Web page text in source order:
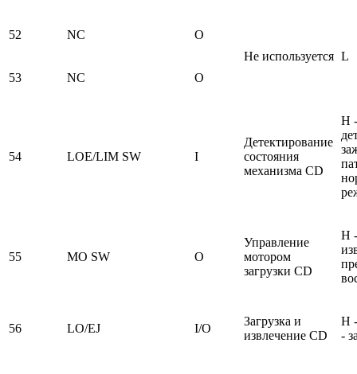
52 NC
O
Не используется L
53
NC O
54 LOE/LIM SW I
Детектирование
состояния
механизма CD
H -
55 MO SW O
Управление
мотором
загрузки CD
H
56 LO/EJ I/O
Загрузка и
извлечение CD
H
-